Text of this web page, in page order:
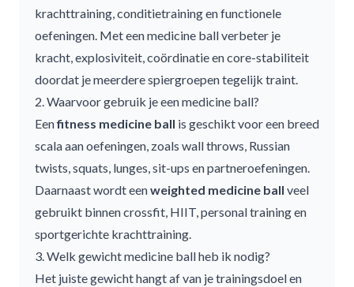
krachttraining, conditietraining en functionele
oefeningen. Met eenmedicine ballverbeter je
kracht, explosiviteit, coördinatie en core-stabiliteit
doordat je meerdere spiergroepen tegelijk traint.
2. Waarvoor gebruik je een medicine ball?
Eenfitness medicine ball is geschikt voor een breed
scala aan oefeningen, zoals wall throws, Russian
twists, squats, lunges, sit-ups en partneroefeningen.
Daarnaast wordt eenweighted medicine ball veel
gebruikt binnen crossfit, HIIT, personal training en
sportgerichte krachttraining.
3. Welk gewicht medicine ball heb ik nodig?
Het juiste gewicht hangt af van je trainingsdoel en